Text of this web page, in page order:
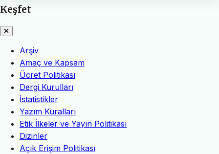
Keşfet
Arşiv
Amaç ve Kapsam
Ücret Politikası
Dergi Kurulları
İstatistikler
Yazım Kuralları
Etik İlkeler ve Yayın Politikası
Dizinler
Açık Erişim Politikası